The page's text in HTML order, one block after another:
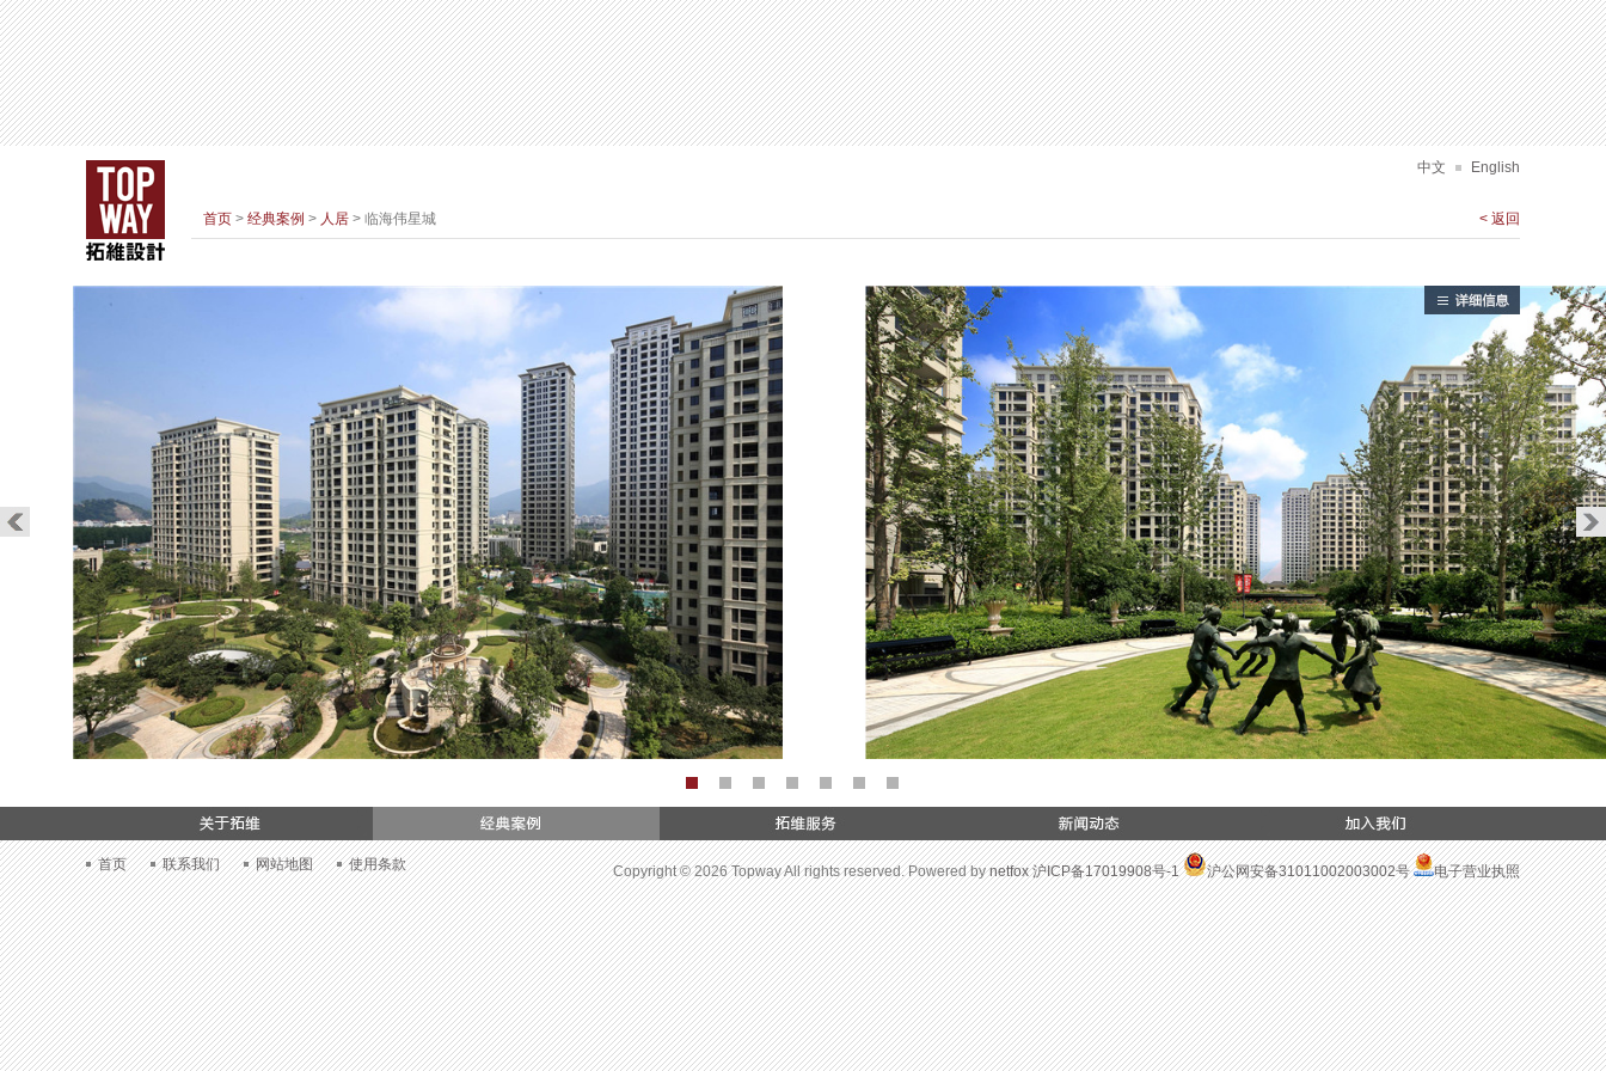
中文 English
首页 > 经典案例 > 人居 > 临海伟星城 < 返回
人居
首页 联系我们 网站地图 使用条款 Copyright © 2026 Topway All rights reserved. Powered bynetfox 沪ICP备17019908号-1 沪公网安备31011002003002号 电子营业执照